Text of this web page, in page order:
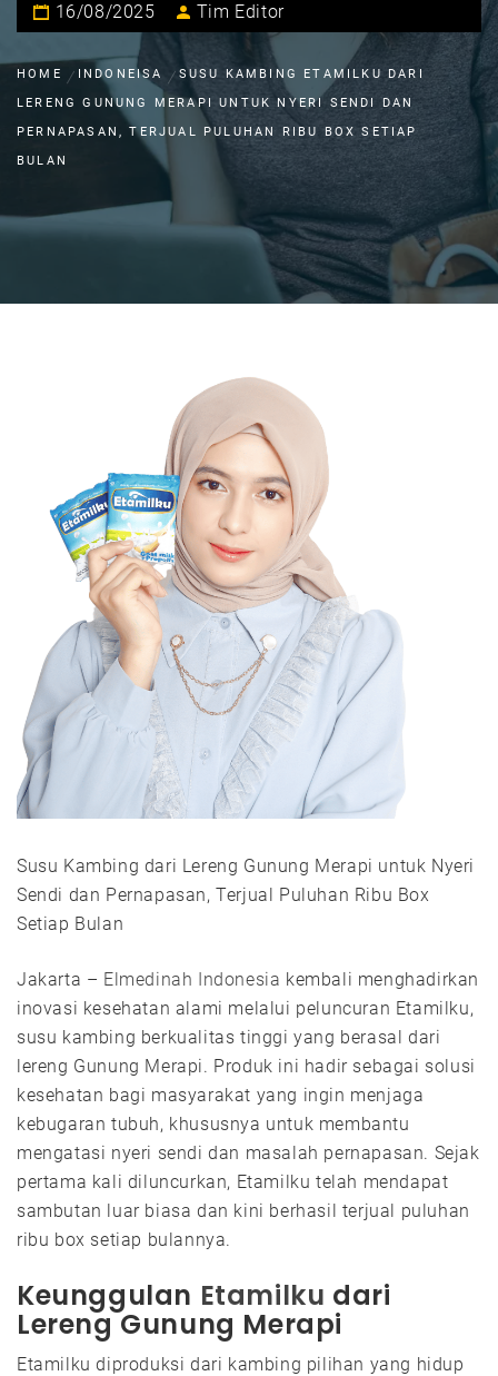
16/08/2025 Tim Editor
HOME INDONEISA
SUSU KAMBING ETAMILKU DARI
LERENG GUNUNG MERAPI UNTUK NYERI SENDI DAN
PERNAPASAN, TERJUAL PULUHAN RIBU BOX SETIAP
BULAN
Susu Kambing dari Lereng Gunung Merapi untuk Nyeri
Sendi dan Pernapasan, Terjual Puluhan Ribu Box
Setiap Bulan
Jakarta – Elmedinah Indonesia kembali menghadirkan
inovasi kesehatan alami melalui peluncuran Etamilku,
susu kambing berkualitas tinggi yang berasal dari
lereng Gunung Merapi. Produk ini hadir sebagai solusi
kesehatan bagi masyarakat yang ingin menjaga
kebugaran tubuh, khususnya untuk membantu
mengatasi nyeri sendi dan masalah pernapasan. Sejak
pertama kali diluncurkan, Etamilku telah mendapat
sambutan luar biasa dan kini berhasil terjual puluhan
ribu box setiap bulannya.
Keunggulan Etamilku dari
Lereng Gunung Merapi
Etamilku diproduksi dari kambing pilihan yang hidup